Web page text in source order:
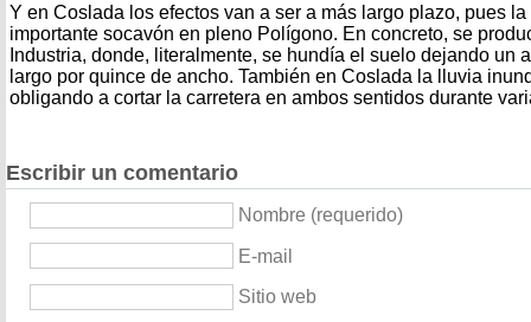
Y en Coslada los efectos van a ser a más largo plazo, pues
importante socavón en pleno Polígono. En concreto, se
Industria, donde, literalmente, se hundía el suelo dejando un
largo por quince de ancho. También en Coslada la lluvia
obligando a cortar la carretera en ambos sentidos durante
Escribir un comentario
Nombre (requerido)
E-mail
Sitio web